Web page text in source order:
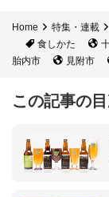
Home 特集・連載
食しかた
胎内市
見附市
この記事の